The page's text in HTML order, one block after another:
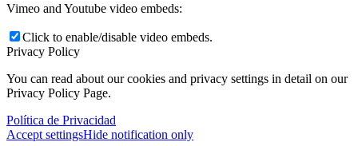
Vimeo and Youtube video embeds:
Click to enable/disable video embeds.
Privacy Policy
You can read about our cookies and privacy settings in detail on our
Privacy Policy Page.
Política de Privacidad
Accept settingsHide notification only